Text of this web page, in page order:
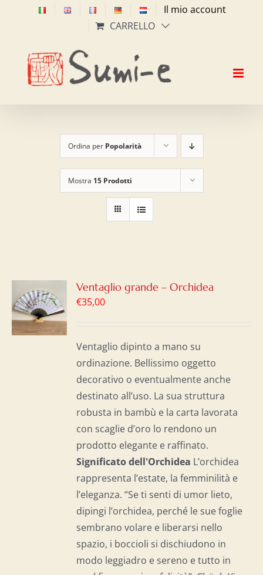
Il mio account
CARRELLO
Ordina per Popolarità
Mostra 15 Prodotti
Ventaglio grande – Orchidea
€35,00
Ventaglio dipinto a mano su
ordinazione. Bellissimo oggetto
decorativo o eventualmente anche
destinato all’uso. La sua struttura
robusta in bambù e la carta lavorata
con scaglie d’oro lo rendono un
prodotto elegante e raffinato.
Significato dell'Orchidea L’orchidea
rappresenta l’estate, la femminilità e
l’eleganza. “Se ti senti di umor lieto,
dipingi l’orchidea, perché le sue foglie
sembrano volare e liberarsi nello
spazio, i boccioli si dischiudono in
modo leggiadro e sereno e tutto in